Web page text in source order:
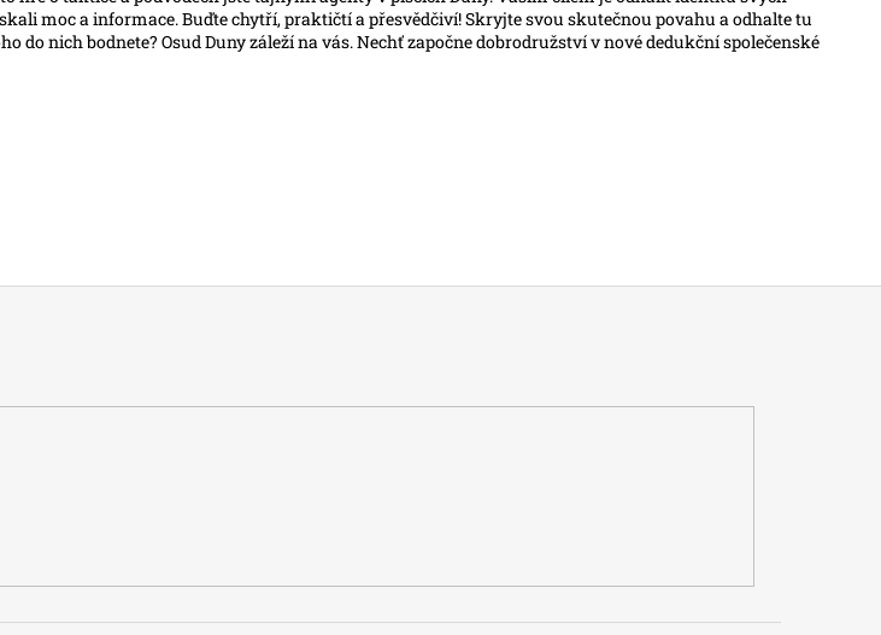
moc a informace. Buďte chytří, praktičtí a přesvědčiví! Skryjte svou skutečnou povahu a odhalte tu
nich bodnete? Osud Duny záleží na vás. Nechť započne dobrodružství v nové dedukční společenské